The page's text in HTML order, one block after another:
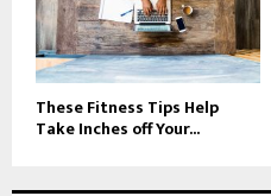
These Fitness Tips Help
Take Inches off Your...